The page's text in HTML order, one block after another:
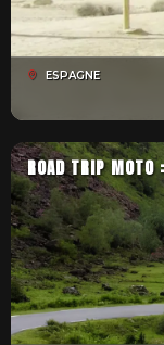
ESPAGNE
ROAD TRIP MOTO